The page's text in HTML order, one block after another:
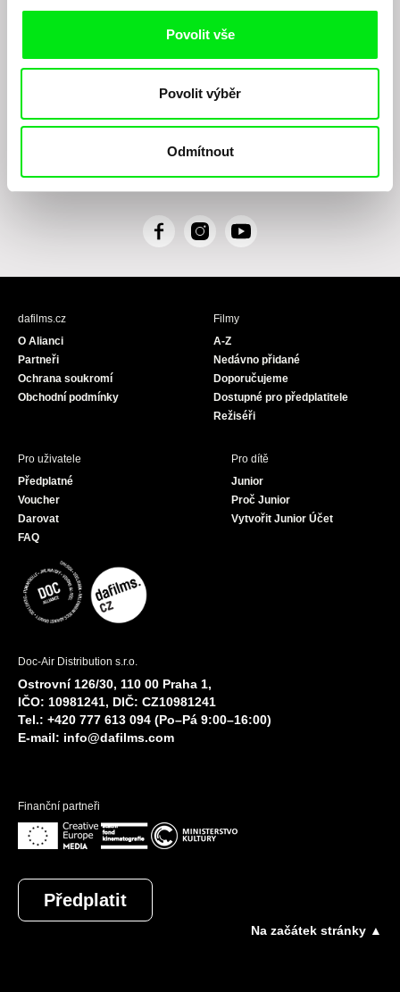
Povolit vše
Povolit výběr
Odmítnout
elektronickými prostředky a souvisejícím zpracováním osobních údajů pro účely
Zásady zpracování osobních údajů, textu rozumím a souhlasím s ním, přičemž
F
c
I
s
Y
u
dafilms.cz
O Alianci
Partneři
Ochrana soukromí
Obchodní podmínky
Filmy
A-Z
Nedávno přidané
Doporučujeme
Dostupné pro předplatitele
Režiséři
Pro uživatele
Předplatné
Voucher
Darovat
FAQ
Pro dítě
Junior
Proč Junior
Vytvořit Junior Účet
Doc-Air Distribution s.r.o.
Ostrovní 126/30, 110 00 Praha 1,
IČO: 10981241, DIČ: CZ10981241
Tel.: +420 777 613 094 (Po–Pá 9:00–16:00)
E-mail: info@dafilms.com
Finanční partneři
Předplatit
Na začátek stránky ▲